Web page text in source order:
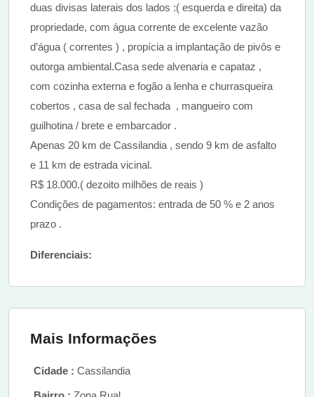
duas divisas laterais dos lados :( esquerda e direita) da
propriedade, com água corrente de excelente vazão
d’água ( correntes ) , propícia a implantação de pivôs e
outorga ambiental.Casa sede alvenaria e capataz ,
com cozinha externa e fogão a lenha e churrasqueira
cobertos , casa de sal fechada , mangueiro com
guilhotina / brete e embarcador .
Apenas 20 km de Cassilandia , sendo 9 km de asfalto
e 11 km de estrada vicinal.
R$ 18.000.( dezoito milhões de reais )
Condições de pagamentos: entrada de 50 % e 2 anos
prazo .
Diferenciais:
Mais Informações
Cidade : Cassilandia